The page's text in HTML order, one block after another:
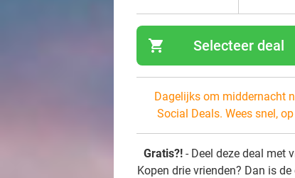
shopping_cart Selecteer deal
Dagelijks om middernacht
Social Deals. Wees snel,
Gratis?! - Deel deze deal met
Kopen drie vrienden? Dan is